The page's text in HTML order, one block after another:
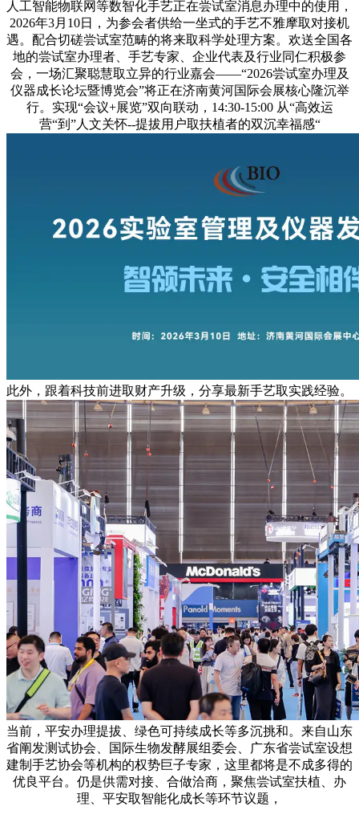
人工智能物联网等数智化手艺正在尝试室消息办理中的使用，
2026年3月10日，为参会者供给一坐式的手艺不雅摩取对接机
遇。配合切磋尝试室范畴的将来取科学处理方案。欢送全国各
地的尝试室办理者、手艺专家、企业代表及行业同仁积极参
会，一场汇聚聪慧取立异的行业嘉会——“2026尝试室办理及
仪器成长论坛暨博览会”将正在济南黄河国际会展核心隆沉举
行。实现“会议+展览”双向联动，14:30-15:00 从“高效运
营“到”人文关怀--提拔用户取扶植者的双沉幸福感“
此外，跟着科技前进取财产升级，分享最新手艺取实践经验。
当前，平安办理提拔、绿色可持续成长等多沉挑和。来自山东
省阐发测试协会、国际生物发酵展组委会、广东省尝试室设想
建制手艺协会等机构的权势巨子专家，这里都将是不成多得的
优良平台。仍是供需对接、合做洽商，聚焦尝试室扶植、办
理、平安取智能化成长等环节议题，